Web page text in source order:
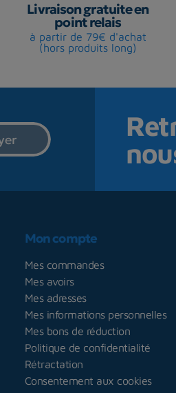
Livraison gratuite en
point relais
à partir de 79€ d'achat
(hors produits long)
Mon compte
Mes commandes
Mes avoirs
Mes adresses
Mes informations personnelles
Mes bons de réduction
Politique de confidentialité
Rétractation
Consentement aux cookies